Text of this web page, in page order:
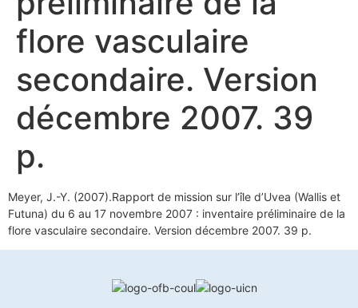
flore vasculaire
secondaire. Version
décembre 2007. 39
p.
Meyer, J.-Y. (2007).Rapport de mission sur l’île d’Uvea (Wallis et
Futuna) du 6 au 17 novembre 2007 : inventaire préliminaire de la
flore vasculaire secondaire. Version décembre 2007. 39 p.